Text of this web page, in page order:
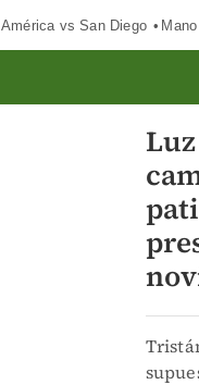
América vs San Diego